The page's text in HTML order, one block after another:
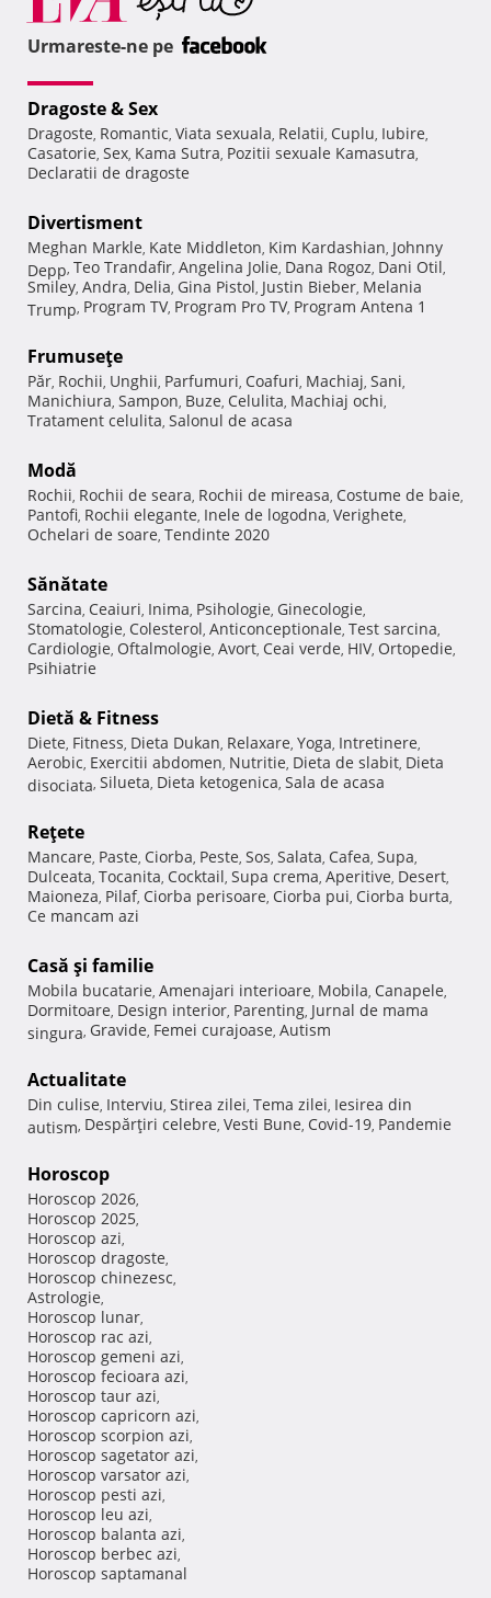
Urmareste-ne pe
Dragoste & Sex
Dragoste, Romantic, Viata sexuala, Relatii, Cuplu, Iubire,
Casatorie, Sex, Kama Sutra, Pozitii sexuale Kamasutra,
Declaratii de dragoste
Divertisment
Meghan Markle, Kate Middleton, Kim Kardashian, Johnny
Depp, Teo Trandafir, Angelina Jolie, Dana Rogoz, Dani Otil,
Smiley, Andra, Delia, Gina Pistol, Justin Bieber, Melania
Trump, Program TV, Program Pro TV, Program Antena 1
Frumuseţe
Păr, Rochii, Unghii, Parfumuri, Coafuri, Machiaj, Sani,
Manichiura, Sampon, Buze, Celulita, Machiaj ochi,
Tratament celulita, Salonul de acasa
Modă
Rochii, Rochii de seara, Rochii de mireasa, Costume de baie,
Pantofi, Rochii elegante, Inele de logodna, Verighete,
Ochelari de soare, Tendinte 2020
Sănătate
Sarcina, Ceaiuri, Inima, Psihologie, Ginecologie,
Stomatologie, Colesterol, Anticonceptionale, Test sarcina,
Cardiologie, Oftalmologie, Avort, Ceai verde, HIV, Ortopedie,
Psihiatrie
Dietă & Fitness
Diete, Fitness, Dieta Dukan, Relaxare, Yoga, Intretinere,
Aerobic, Exercitii abdomen, Nutritie, Dieta de slabit, Dieta
disociata, Silueta, Dieta ketogenica, Sala de acasa
Reţete
Mancare, Paste, Ciorba, Peste, Sos, Salata, Cafea, Supa,
Dulceata, Tocanita, Cocktail, Supa crema, Aperitive, Desert,
Maioneza, Pilaf, Ciorba perisoare, Ciorba pui, Ciorba burta,
Ce mancam azi
Casă şi familie
Mobila bucatarie, Amenajari interioare, Mobila, Canapele,
Dormitoare, Design interior, Parenting, Jurnal de mama
singura, Gravide, Femei curajoase, Autism
Actualitate
Din culise, Interviu, Stirea zilei, Tema zilei, Iesirea din
autism, Despărţiri celebre, Vesti Bune, Covid-19, Pandemie
Horoscop
Horoscop 2026,
Horoscop 2025,
Horoscop azi,
Horoscop dragoste,
Horoscop chinezesc,
Astrologie,
Horoscop lunar,
Horoscop rac azi,
Horoscop gemeni azi,
Horoscop fecioara azi,
Horoscop taur azi,
Horoscop capricorn azi,
Horoscop scorpion azi,
Horoscop sagetator azi,
Horoscop varsator azi,
Horoscop pesti azi,
Horoscop leu azi,
Horoscop balanta azi,
Horoscop berbec azi,
Horoscop saptamanal